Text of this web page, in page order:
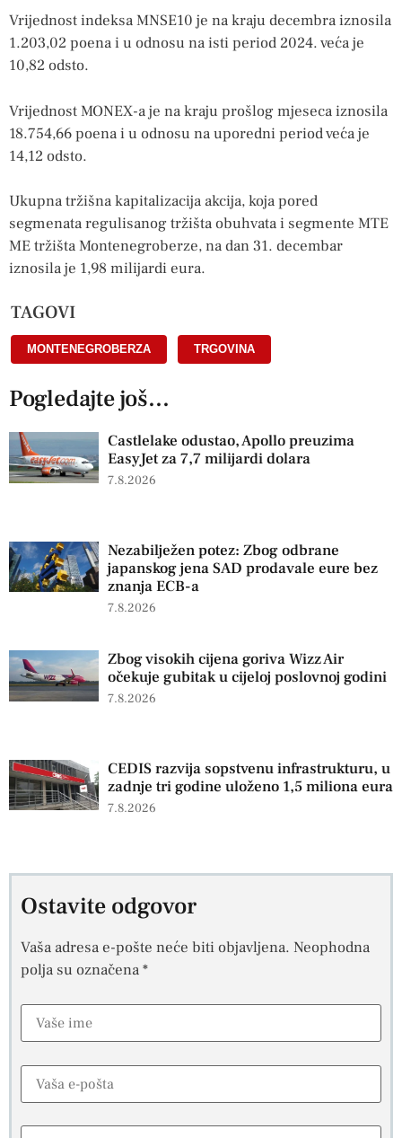
Vrijednost indeksa MNSE10 je na kraju decembra iznosila
1.203,02 poena i u odnosu na isti period 2024. veća je
10,82 odsto.
Vrijednost MONEX-a je na kraju prošlog mjeseca iznosila
18.754,66 poena i u odnosu na uporedni period veća je
14,12 odsto.
Ukupna tržišna kapitalizacija akcija, koja pored
segmenata regulisanog tržišta obuhvata i segmente MTE
ME tržišta Montenegroberze, na dan 31. decembar
iznosila je 1,98 milijardi eura.
TAGOVI
MONTENEGROBERZA TRGOVINA
Pogledajte još...
Castlelake odustao, Apollo preuzima
EasyJet za 7,7 milijardi dolara
7.8.2026
Nezabilježen potez: Zbog odbrane
japanskog jena SAD prodavale eure bez
znanja ECB-a
7.8.2026
Zbog visokih cijena goriva Wizz Air
očekuje gubitak u cijeloj poslovnoj godini
7.8.2026
CEDIS razvija sopstvenu infrastrukturu, u
zadnje tri godine uloženo 1,5 miliona eura
7.8.2026
Ostavite odgovor
Vaša adresa e-pošte neće biti objavljena. Neophodna
polja su označena*